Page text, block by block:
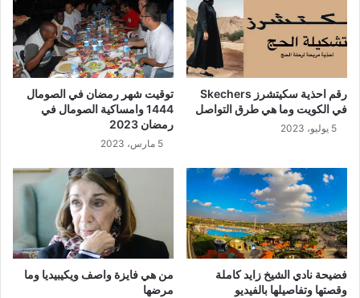
رقم احذية سكيتشرز Skechers
في الكويت وما هي طرق التواصل
5 يوليو، 2023
توقيت شهر رمضان في الصومال
1444 وامساكية الصومال في
رمضان 2023
5 مارس، 2023
فضيحة نادي الشيخ زايد كاملة
وقصتها وتفاصيلها بالفيديو
من هي فايزة واصف ويكيبيديا وما
مرضها